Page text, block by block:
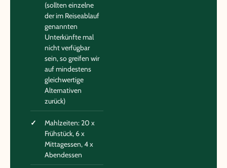
(sollten einzelne
der im Reiseablauf
genannten
Unterkünfte mal
nicht verfügbar
sein, so greifen wir
auf mindestens
gleichwertige
Alternativen
zurück)
Mahlzeiten: 20 x
Frühstück, 6 x
Mittagessen, 4 x
Abendessen